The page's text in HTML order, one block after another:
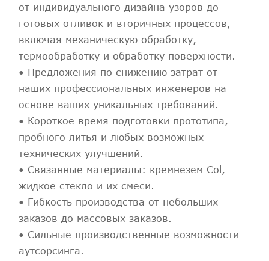
от индивидуального дизайна узоров до
готовых отливок и вторичных процессов,
включая механическую обработку,
термообработку и обработку поверхности.
• Предложения по снижению затрат от
наших профессиональных инженеров на
основе ваших уникальных требований.
• Короткое время подготовки прототипа,
пробного литья и любых возможных
технических улучшений.
• Связанные материалы: кремнезем Col,
жидкое стекло и их смеси.
• Гибкость производства от небольших
заказов до массовых заказов.
• Сильные производственные возможности
аутсорсинга.